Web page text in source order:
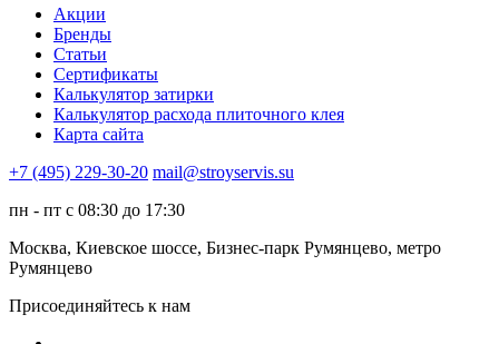
Акции
Бренды
Статьи
Сертификаты
Калькулятор затирки
Калькулятор расхода плиточного клея
Карта сайта
+7 (495) 229-30-20 mail@stroyservis.su
пн - пт с 08:30 до 17:30
Москва, Киевское шоссе, Бизнес-парк Румянцево, метро
Румянцево
Присоединяйтесь к нам